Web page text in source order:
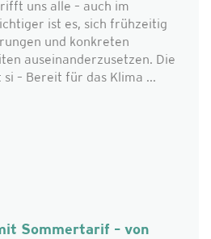
uns alle – auch im
ist es, sich frühzeitig
und konkreten
auseinanderzusetzen. Die
– Bereit für das Klima ...
Sommertarif – von